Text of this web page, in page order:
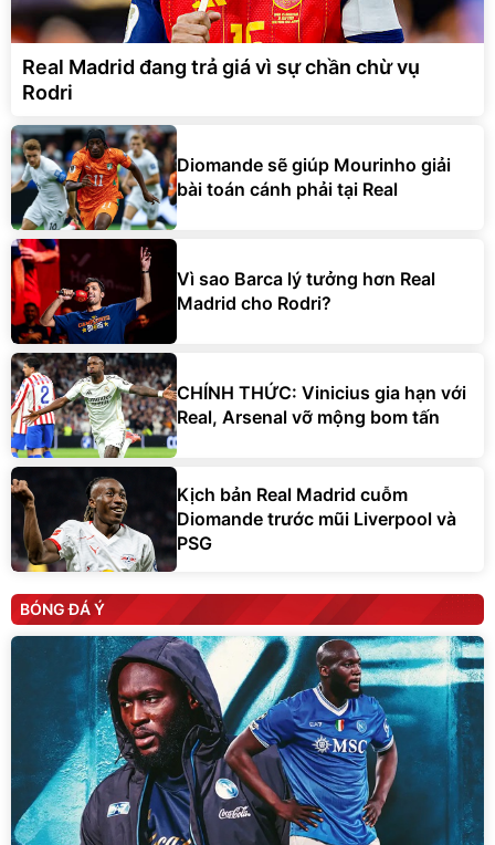
Real Madrid đang trả giá vì sự chần chừ vụ
Rodri
Diomande sẽ giúp Mourinho giải
bài toán cánh phải tại Real
Vì sao Barca lý tưởng hơn Real
Madrid cho Rodri?
CHÍNH THỨC: Vinicius gia hạn với
Real, Arsenal vỡ mộng bom tấn
Kịch bản Real Madrid cuỗm
Diomande trước mũi Liverpool và
PSG
BÓNG ĐÁ Ý